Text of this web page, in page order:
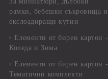
рамки, бебешки съкровища и
екслоадиращи кутии
Елементи от бирен картон -
Коледа и Зима
Елементи от бирен картон -
Тематични комплекти